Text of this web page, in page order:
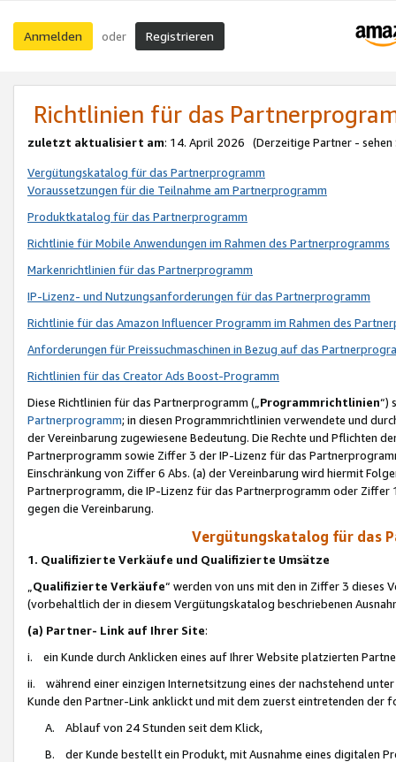
Anmelden oder Registrieren
Richtlinien für das
zuletzt aktualisiert am: 14. April 2026 (Derzeitige Partner - sehen
Vergütungskatalog für das Partnerprogramm
Voraussetzungen für die Teilnahme am Partnerprogramm
Produktkatalog für das Partnerprogramm
Richtlinie für Mobile Anwendungen im Rahmen des Partnerprogramms
Markenrichtlinien für das Partnerprogramm
IP-Lizenz- und Nutzungsanforderungen für das Partnerprogramm
Richtlinie für das Amazon Influencer Programm im Rahmen des
Anforderungen für Preissuchmaschinen in Bezug auf das
Richtlinien für das Creator Ads Boost-Programm
Diese Richtlinien für das Partnerprogramm („Programmrichtlinien“)
Partnerprogramm; in diesen Programmrichtlinien verwendete und
der Vereinbarung zugewiesene Bedeutung. Die Rechte und Pflichten
Partnerprogramm sowie Ziffer 3 der IP-Lizenz für das
Einschränkung von Ziffer 6 Abs. (a) der Vereinbarung wird hiermit
Partnerprogramm, die IP-Lizenz für das Partnerprogramm oder
gegen die Vereinbarung.
Vergütungskatalog für das
1. Qualifizierte Verkäufe und Qualifizierte Umsätze
Qualifizierte Verkäufe“ werden von uns mit den in Ziffer 3
(vorbehaltlich der in diesem Vergütungskatalog beschriebenen
(a) Partner- Link auf Ihrer Site:
i. ein Kunde durch Anklicken eines auf Ihrer Website platzierten
ii. während einer einzigen Internetsitzung eines der nachstehend
Kunde den Partner-Link anklickt und mit dem zuerst eintretenden der
A. Ablauf von 24 Stunden seit dem Klick,
B. der Kunde bestellt ein Produkt, mit Ausnahme eines digitalen